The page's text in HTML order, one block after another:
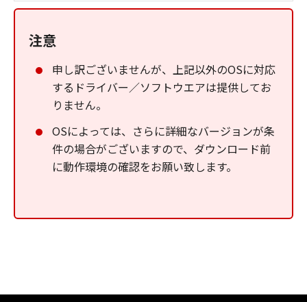
注意
申し訳ございませんが、上記以外のOSに対応
するドライバー／ソフトウエアは提供してお
りません。
OSによっては、さらに詳細なバージョンが条
件の場合がございますので、ダウンロード前
に動作環境の確認をお願い致します。